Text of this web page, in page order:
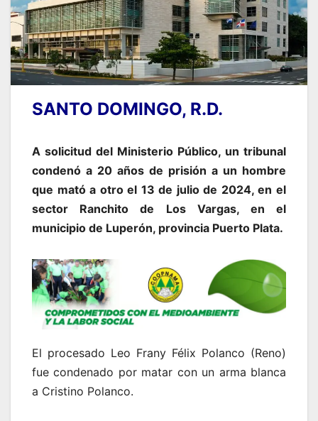
SANTO DOMINGO, R.D.
A solicitud del Ministerio Público, un tribunal
condenó a 20 años de prisión a un hombre
que mató a otro el 13 de julio de 2024, en el
sector Ranchito de Los Vargas, en el
municipio de Luperón, provincia Puerto Plata.
El procesado Leo Frany Félix Polanco (Reno)
fue condenado por matar con un arma blanca
a Cristino Polanco.